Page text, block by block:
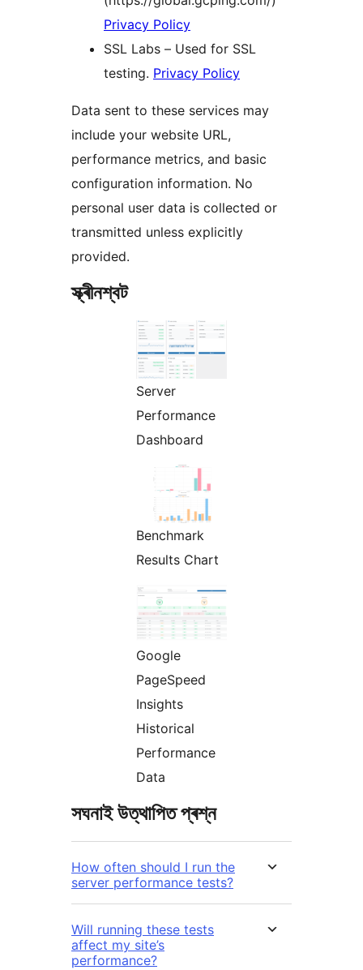
Privacy Policy
SSL Labs – Used for SSL
testing. Privacy Policy
Data sent to these services may
include your website URL,
performance metrics, and basic
configuration information. No
personal user data is collected or
transmitted unless explicitly
provided.
স্ক্ৰীনশ্বট
Server
Performance
Dashboard
Benchmark
Results Chart
Google
PageSpeed
Insights
Historical
Performance
Data
সঘনাই উত্থাপিত প্ৰশ্ন
How often should I run the
server performance tests?
Will running these tests
affect my site’s
performance?